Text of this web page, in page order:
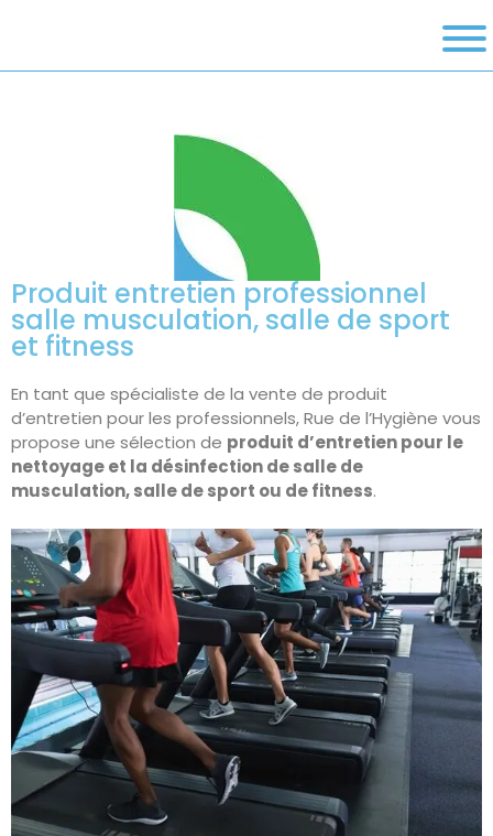
Produit entretien professionnel
salle musculation, salle de sport
et fitness
En tant que spécialiste de la vente de produit
d’entretien pour les professionnels, Rue de l’Hygiène vous
propose une sélection de produit d’entretien pour le
nettoyage et la désinfection de salle de
musculation, salle de sport ou de fitness.